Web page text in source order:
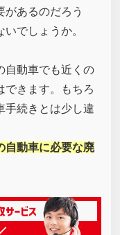
があるのだろう
でしょうか。
自動車でも近くの
できます。もちろ
手続きとは少し違
自動車に必要な廃